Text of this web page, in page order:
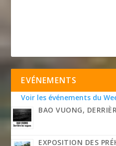
EVÉNEMENTS
Voir les événements du
BAO VUONG,
EXPOSITION DES